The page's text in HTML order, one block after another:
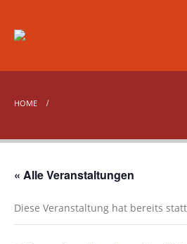
HOME
« Alle Veranstaltungen
Diese Veranstaltung hat bereits